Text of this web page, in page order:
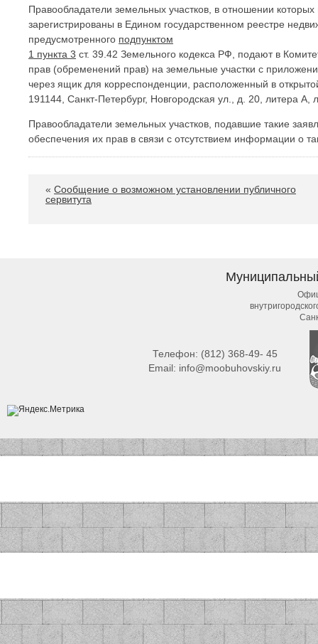
Правообладатели земельных участков, в отношении
зарегистрированы в Едином государственном реестре
предусмотренного подпунктом
1 пункта 3 ст. 39.42 Земельного кодекса РФ, подают в
прав (обременений прав) на земельные участки с
через ящик для корреспонденции, расположенный в
191144, Санкт-Петербург, Новгородская ул., д. 20, литера
Правообладатели земельных участков, подавшие такие
обеспечения их прав в связи с отсутствием информации о
« Сообщение о возможном установлении публичного
сервитута
Телефон: (812) 368-49- 45
Email: info@moobuhovskiy.ru